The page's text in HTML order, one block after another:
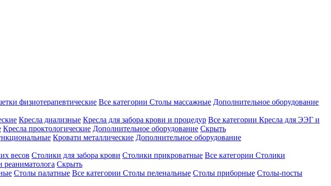
физиотерапевтические Все категории Столы массажные Дополнительное оборудование
Кресла диализные Кресла для забора крови и процедур Все категории Кресла для ЭЭГ и
Кресла проктологические Дополнительное оборудование Скрыть
Кровати металлические Дополнительное оборудование
весов Столики для забора крови Столики прикроватные Все категории Столики
реаниматолога Скрыть
Столы палатные Все категории Столы пеленальные Столы приборные Столы-посты